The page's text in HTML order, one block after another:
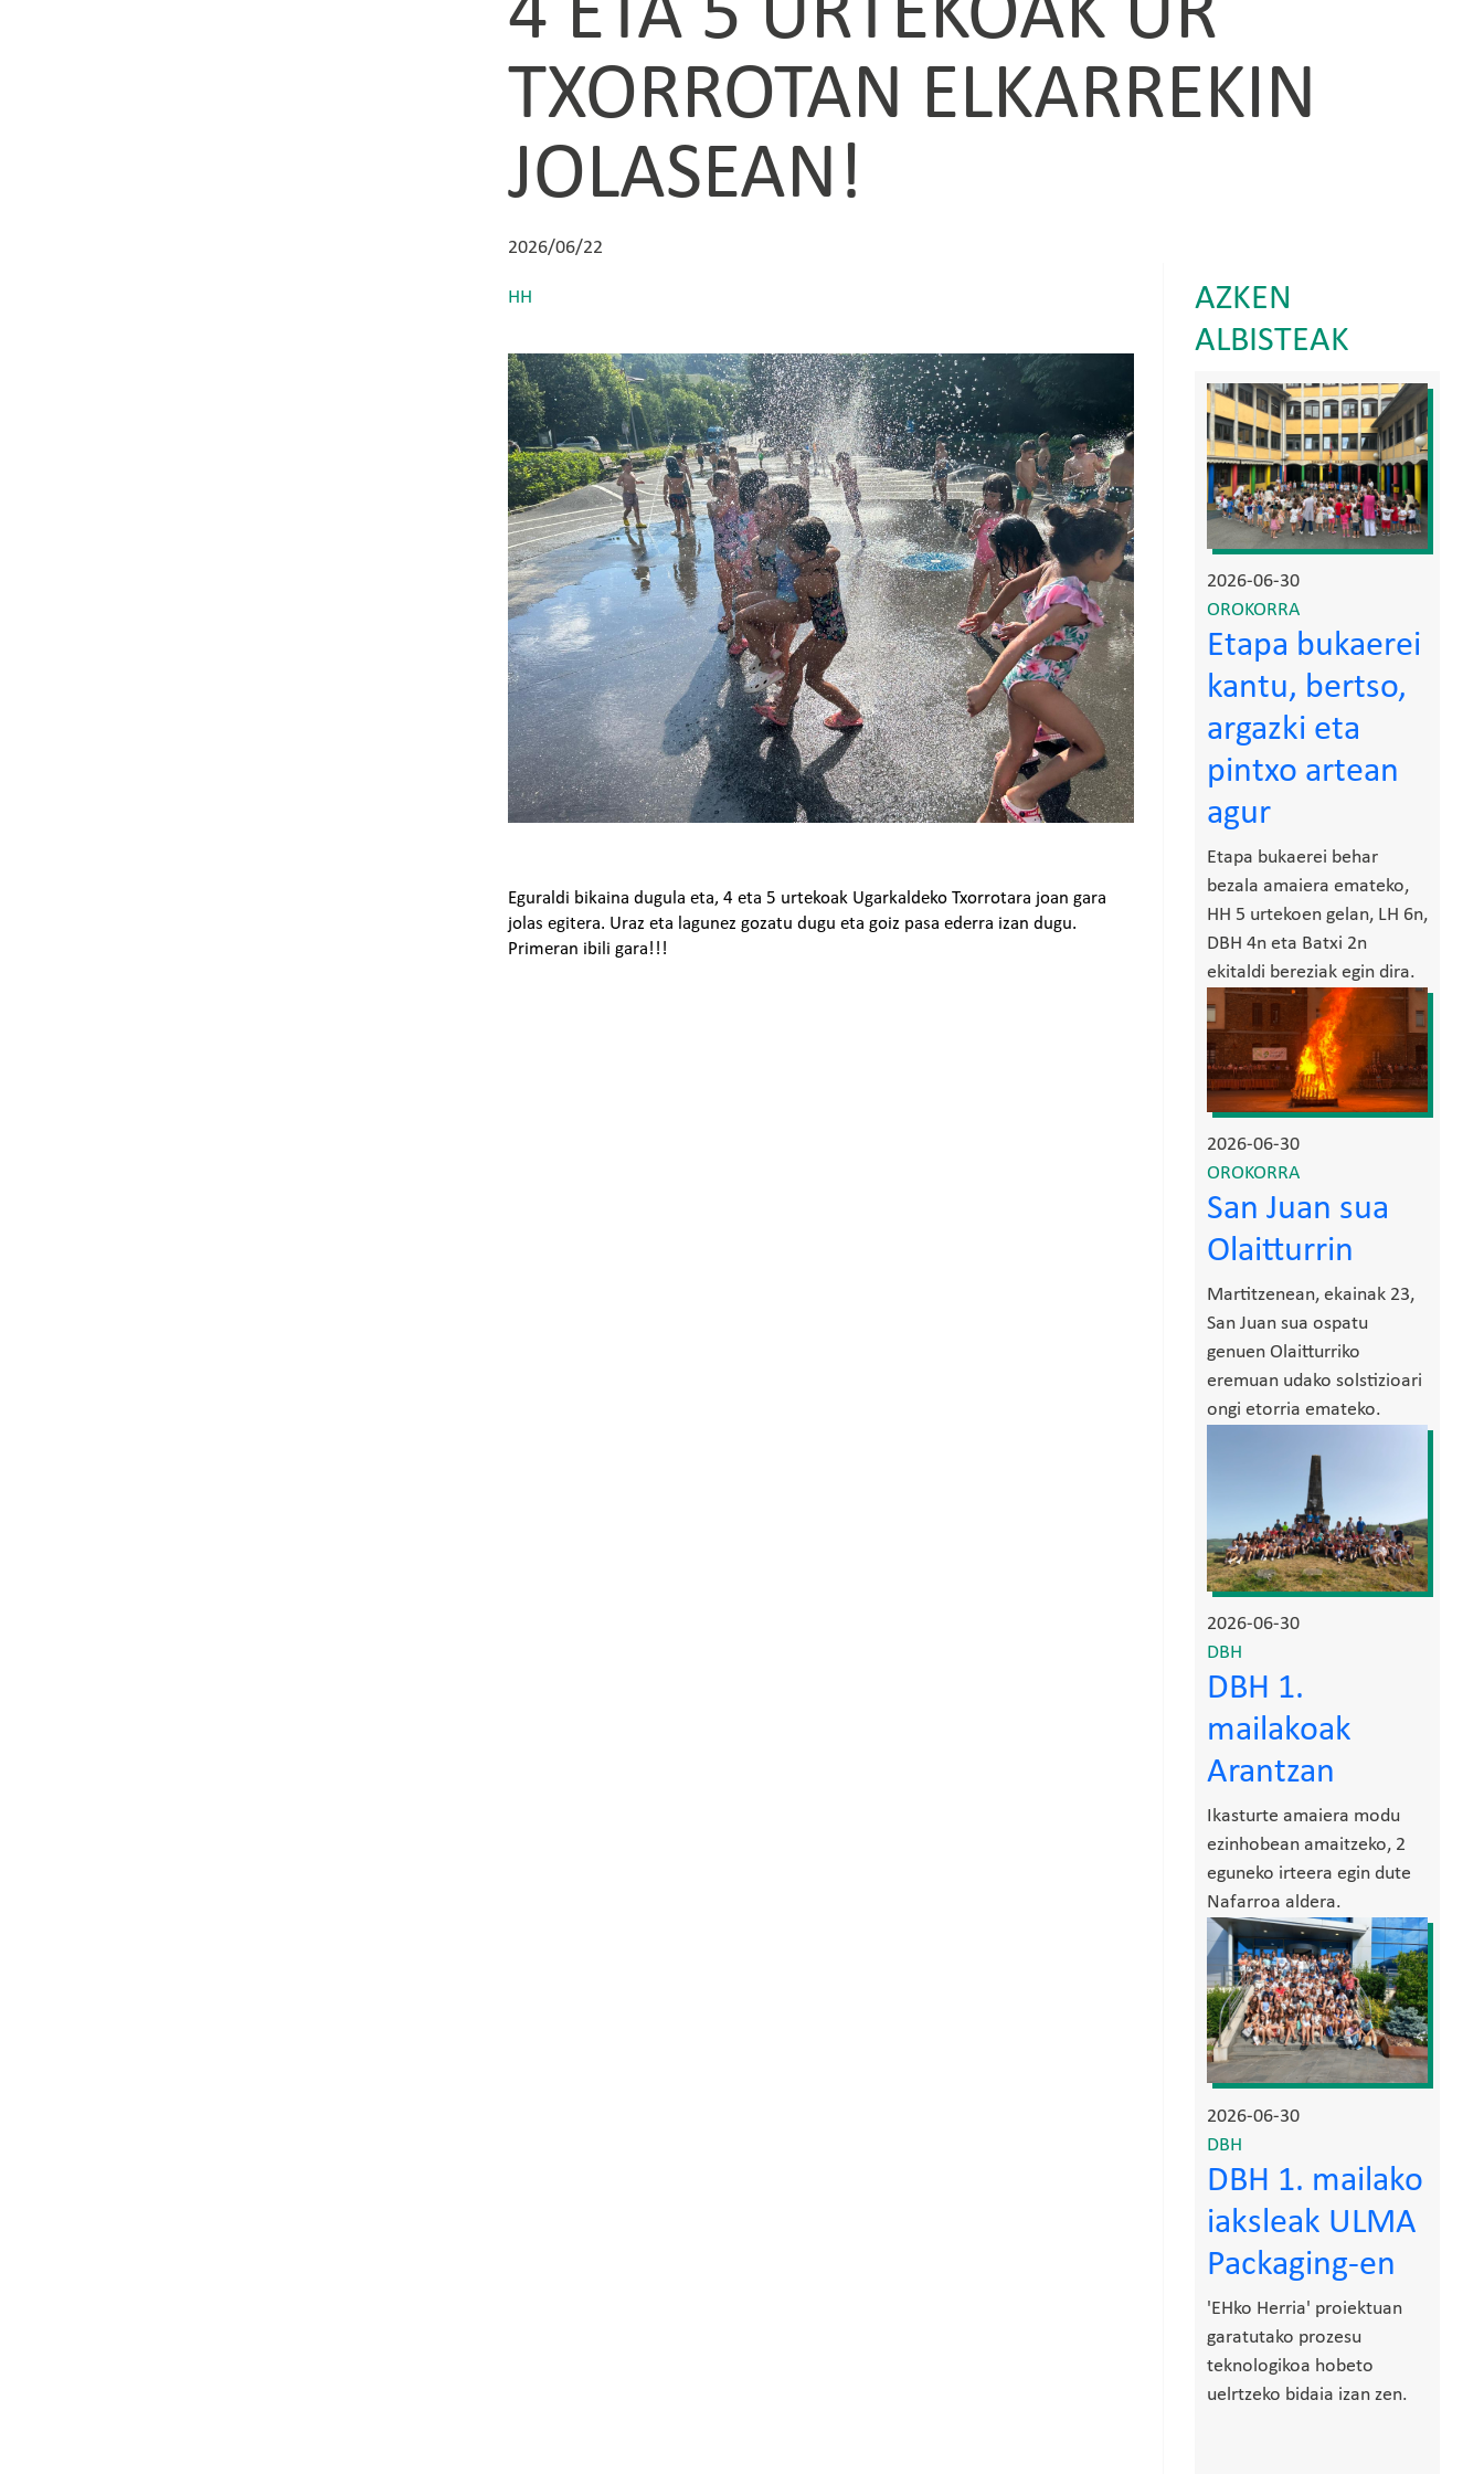
4 ETA 5 URTEKOAK UR
TXORROTAN ELKARREKIN
JOLASEAN!
2026/06/22
HH
Irudia
Eguraldi bikaina dugula eta, 4 eta 5 urtekoak Ugarkaldeko Txorrotara joan gara
jolas egitera. Uraz eta lagunez gozatu dugu eta goiz pasa ederra izan dugu.
Primeran ibili gara!!!
AZKEN
ALBISTEAK
Irudia
2026-06-30
OROKORRA
Etapa bukaerei
kantu, bertso,
argazki eta
pintxo artean
agur
Etapa bukaerei behar
bezala amaiera emateko,
HH 5 urtekoen gelan, LH 6n,
DBH 4n eta Batxi 2n
ekitaldi bereziak egin dira.
Irudia
2026-06-30
OROKORRA
San Juan sua
Olaitturrin
Martitzenean, ekainak 23,
San Juan sua ospatu
genuen Olaitturriko
eremuan udako solstizioari
ongi etorria emateko.
2026-06-30
DBH
DBH 1.
mailakoak
Arantzan
Ikasturte amaiera modu
ezinhobean amaitzeko, 2
eguneko irteera egin dute
Nafarroa aldera.
Irudia
2026-06-30
DBH
DBH 1. mailako
iaksleak ULMA
Packaging-en
'EHko Herria' proiektuan
garatutako prozesu
teknologikoa hobeto
uelrtzeko bidaia izan zen.